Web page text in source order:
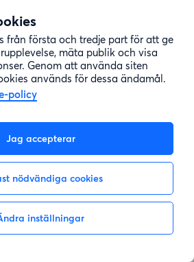
från första och tredje part för att ge
mäta publik och visa
Genom att använda siten
används för dessa ändamål.
policy
Jag accepterar
nödvändiga cookies
inställningar
Gå till sök